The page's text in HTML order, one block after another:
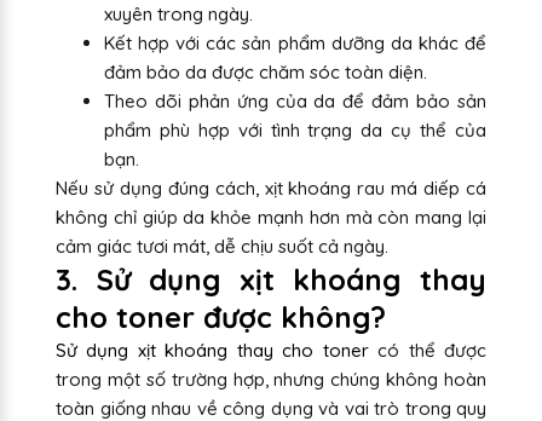
xuyên trong ngày.
Kết hợp với các sản phẩm dưỡng da khác để
đảm bảo da được chăm sóc toàn diện.
Theo dõi phản ứng của da để đảm bảo sản
phẩm phù hợp với tình trạng da cụ thể của
bạn.
Nếu sử dụng đúng cách, xịt khoáng rau má diếp cá
không chỉ giúp da khỏe mạnh hơn mà còn mang lại
cảm giác tươi mát, dễ chịu suốt cả ngày.
3. Sử dụng xịt khoáng thay
cho toner được không?
Sử dụng xịt khoáng thay cho tonercó thể được
trong một số trường hợp, nhưng chúng không hoàn
toàn giống nhau về công dụng và vai trò trong quy